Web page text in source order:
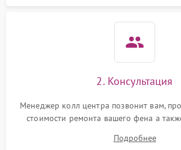
2. Консультация
Менеджер колл центра позвонит вам,
стоимости ремонта вашего фена а
Подробнее